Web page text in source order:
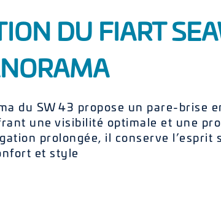
DU FIART
du SW 43 propose un pare-brise
une visibilité optimale et une
prolongée, il conserve l’esprit
et style